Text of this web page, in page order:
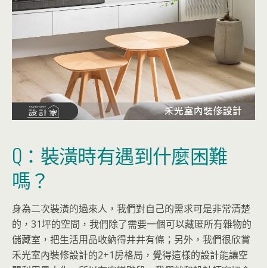
Q：裝潢時有遇到什麼困難
嗎？
身為二次裝潢的過來人，我們對自己的需求可是非常清楚
的，31坪的空間，我們除了需要一個可以藏匿所有雜物的
儲藏室，把生活用品收納得井井有條；另外，我們很欣賞
禾光室內裝修設計的2+1房格局，覺得這樣的設計能讓空